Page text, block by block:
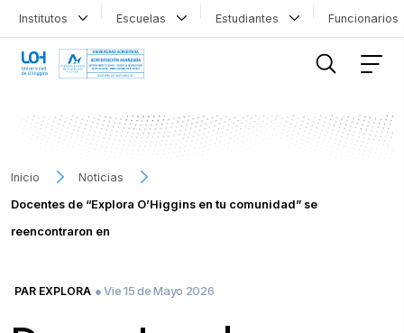
Institutos Escuelas Estudiantes
Inicio
Noticias
Docentes de “Explora O’Higgins en tu comunidad” se
reencontraron en
PAR EXPLORA ● Vie 15 de Mayo 2026